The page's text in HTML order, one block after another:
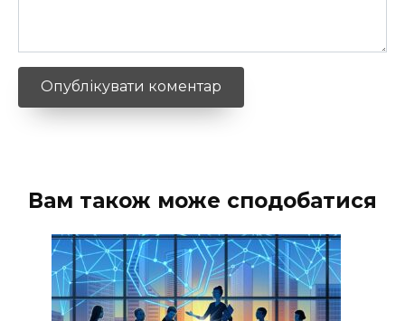
Вам також може сподобатися